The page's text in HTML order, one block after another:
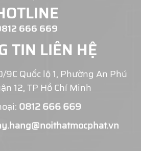
666 669
TIN LIÊN HỆ
Quốc lộ 1, Phường An Phú
12, TP Hồ Chí Minh
0812 666 669